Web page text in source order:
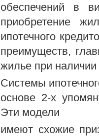
обеспечений в
приобретение
ипотечного
преимуществ,
жилье при
Системы
основе 2-х
Эти модели
имеют схожие